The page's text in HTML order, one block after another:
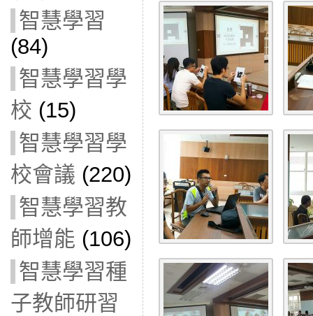
智慧學習
(84)
智慧學習學
校 (15)
智慧學習學
校會議 (220)
智慧學習教
師增能 (106)
智慧學習種
子教師研習